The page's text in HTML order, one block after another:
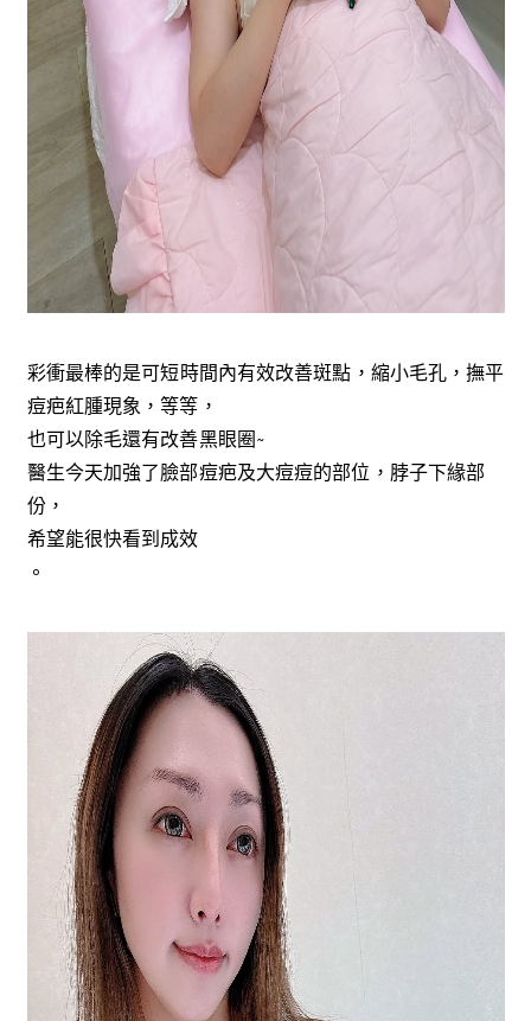
彩衝最棒的是可短時間內有效改善斑點，縮小毛孔，撫平
痘疤紅腫現象，等等，
也可以除毛還有改善黑眼圈~
醫生今天加強了臉部痘疤及大痘痘的部位，脖子下緣部
份，
希望能很快看到成效
。